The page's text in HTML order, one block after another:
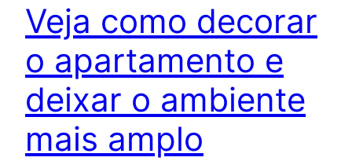
Veja como decorar
o apartamento e
deixar o ambiente
mais amplo